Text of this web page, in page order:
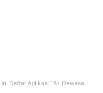
Ini Daftar Aplikasi 18+ Dewasa